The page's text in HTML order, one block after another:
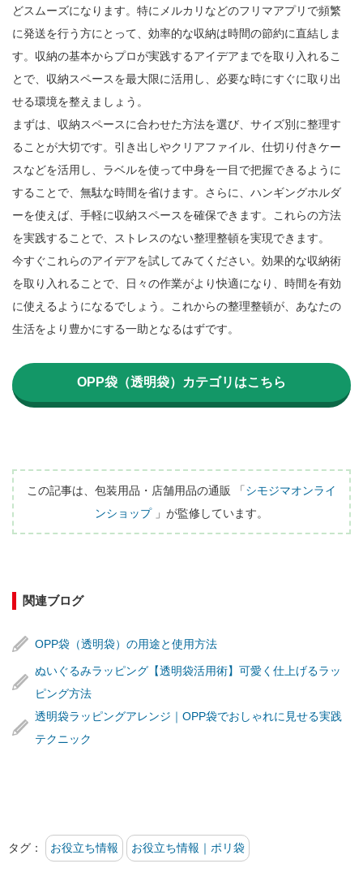
どスムーズになります。特にメルカリなどのフリマアプリで頻繁
に発送を行う方にとって、効率的な収納は時間の節約に直結しま
す。収納の基本からプロが実践するアイデアまでを取り入れるこ
とで、収納スペースを最大限に活用し、必要な時にすぐに取り出
せる環境を整えましょう。
まずは、収納スペースに合わせた方法を選び、サイズ別に整理す
ることが大切です。引き出しやクリアファイル、仕切り付きケー
スなどを活用し、ラベルを使って中身を一目で把握できるように
することで、無駄な時間を省けます。さらに、ハンギングホルダ
ーを使えば、手軽に収納スペースを確保できます。これらの方法
を実践することで、ストレスのない整理整頓を実現できます。
今すぐこれらのアイデアを試してみてください。効果的な収納術
を取り入れることで、日々の作業がより快適になり、時間を有効
に使えるようになるでしょう。これからの整理整頓が、あなたの
生活をより豊かにする一助となるはずです。
OPP袋（透明袋）カテゴリはこちら
この記事は、包装用品・店舗用品の通販 「シモジマオンライ
ンショップ 」が監修しています。
関連ブログ
OPP袋（透明袋）の用途と使用方法
ぬいぐるみラッピング【透明袋活用術】可愛く仕上げるラッ
ピング方法
透明袋ラッピングアレンジ｜OPP袋でおしゃれに見せる実践
テクニック
タグ： お役立ち情報 お役立ち情報｜ポリ袋